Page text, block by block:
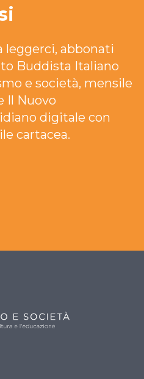
leggerci, abbonati
Buddista Italiano
e società, mensile
Il Nuovo
digitale con
cartacea.